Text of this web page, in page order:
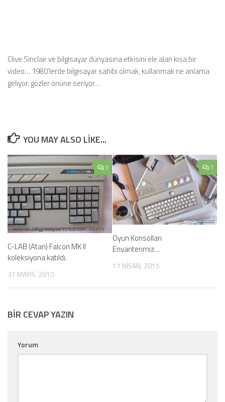
Clive Sinclair ve bilgisayar dünyasına etkisini ele alan kısa bir
video… 1980’lerde bilgisayar sahibi olmak, kullanmak ne anlama
geliyor, gözler önüne seriyor…
YOU MAY ALSO LIKE...
3
C-LAB (Atari) Falcon MK II
koleksiyona katıldı.
31 MAYIS, 2010
1
Oyun Konsolları
Envanterimiz…
17 NISAN, 2015
BIR CEVAP YAZIN
Yorum